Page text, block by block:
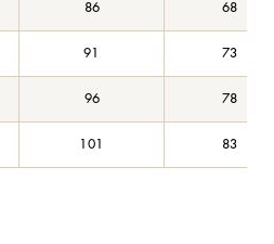
86 68
91 73
96 78
101 83